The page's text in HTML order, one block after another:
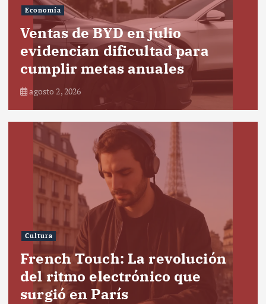
Economía
Ventas de BYD en julio
evidencian dificultad para
cumplir metas anuales
agosto 2, 2026
Cultura
French Touch: La revolución
del ritmo electrónico que
surgió en París